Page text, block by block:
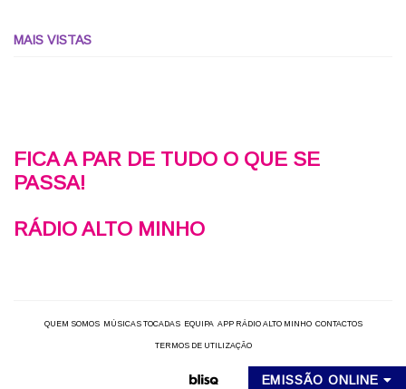
EMISSÃO ONLINE
MAIS VISTAS
FICA A PAR DE TUDO O QUE SE
PASSA!
RÁDIO ALTO MINHO
QUEM SOMOS MÚSICAS TOCADAS EQUIPA APP RÁDIO ALTO MINHO CONTACTOS
TERMOS DE UTILIZAÇÃO